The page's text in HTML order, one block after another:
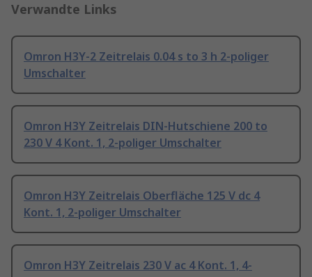
Verwandte Links
Omron H3Y-2 Zeitrelais 0.04 s to 3 h 2-poliger
Umschalter
Omron H3Y Zeitrelais DIN-Hutschiene 200 to
230 V 4 Kont. 1, 2-poliger Umschalter
Omron H3Y Zeitrelais Oberfläche 125 V dc 4
Kont. 1, 2-poliger Umschalter
Omron H3Y Zeitrelais 230 V ac 4 Kont. 1, 4-